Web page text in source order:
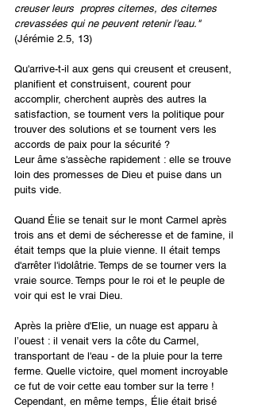
creuser leurs  propres citernes, des citernes
crevassées qui ne peuvent retenir l'eau."
(Jérémie 2.5, 13)
Qu'arrive-t-il aux gens qui creusent et creusent,
planifient et construisent, courent pour
accomplir, cherchent auprès des autres la
satisfaction, se tournent vers la politique pour
trouver des solutions et se tournent vers les
accords de paix pour la sécurité ?
Leur âme s'assèche rapidement : elle se trouve
loin des promesses de Dieu et puise dans un
puits vide.
Quand Élie se tenait sur le mont Carmel après
trois ans et demi de sécheresse et de famine, il
était temps que la pluie vienne. Il était temps
d'arrêter l'idolâtrie. Temps de se tourner vers la
vraie source. Temps pour le roi et le peuple de
voir qui est le vrai Dieu.
Après la prière d'Elie, un nuage est apparu à
l’ouest : il venait vers la côte du Carmel,
transportant de l'eau - de la pluie pour la terre
ferme. Quelle victoire, quel moment incroyable
ce fut de voir cette eau tomber sur la terre !
Cependant, en même temps, Élie était brisé